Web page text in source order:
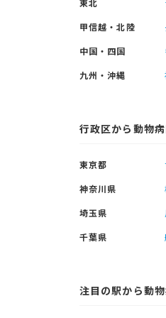
東北
甲信越・北陸
中国・四国
九州・沖縄
行政区から動物
東京都
神奈川県
埼玉県
千葉県
注目の駅から動